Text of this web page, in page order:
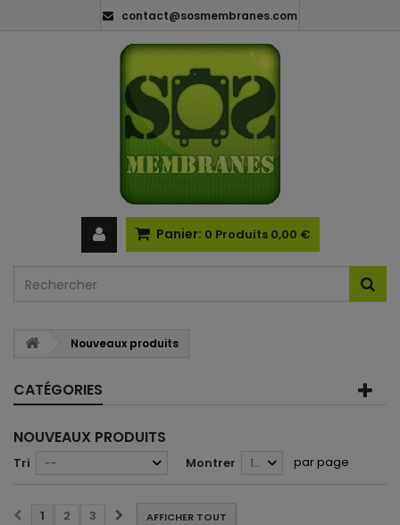
contact@sosmembranes.com
Panier: 0 Produits 0,00 €
Nouveaux produits
CATÉGORIES
NOUVEAUX PRODUITS
Tri -- Montrer 12 par page
AFFICHER TOUT
1 2 3